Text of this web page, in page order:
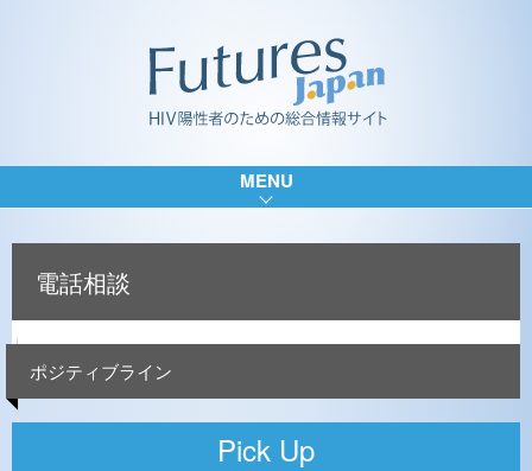
MENU
電話相談
ポジティブライン
Pick Up